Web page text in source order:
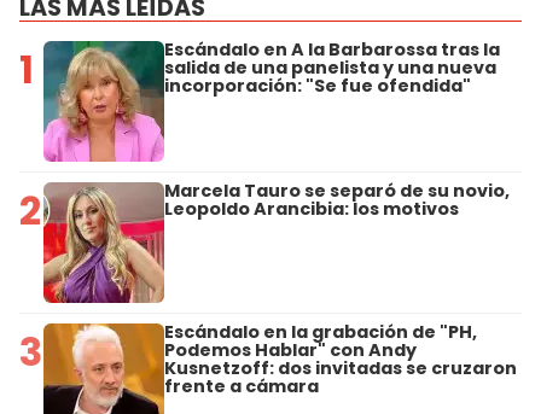
LAS MÁS LEÍDAS
1 Escándalo en A la Barbarossa tras la
salida de una panelista y una nueva
incorporación: "Se fue ofendida"
2 Marcela Tauro se separó de su novio,
Leopoldo Arancibia: los motivos
3 Escándalo en la grabación de "PH,
Podemos Hablar" con Andy
Kusnetzoff: dos invitadas se cruzaron
frente a cámara